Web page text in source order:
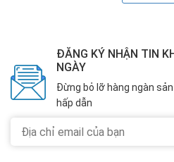
ĐĂNG KÝ NHẬN TIN
NGÀY
Đừng bỏ lỡ hàng ngàn
hấp dẫn